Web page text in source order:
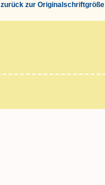
zurück zur Originalschriftgröße